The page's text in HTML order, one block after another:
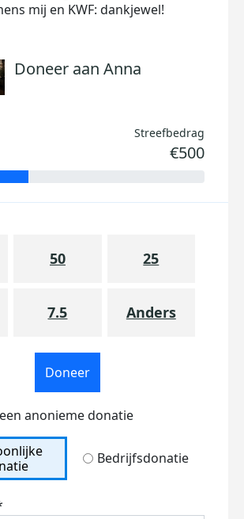
mij en KWF: dankjewel!
Doneer aan Anna
Streefbedrag
€500
50 25
7.5 Anders
Doneer
anonieme donatie
Bedrijfsdonatie